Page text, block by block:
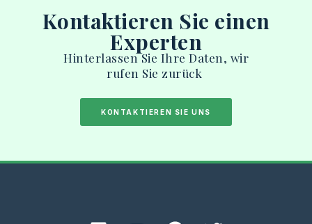
Kontaktieren Sie einen
Experten
Hinterlassen Sie Ihre Daten, wir
rufen Sie zurück
KONTAKTIEREN SIE UNS